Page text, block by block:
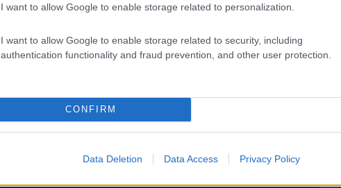
I want to allow Google to enable storage related to personalization.
I want to allow Google to enable storage related to security, including
authentication functionality and fraud prevention, and other user protection.
CONFIRM
Data Deletion Data Access Privacy Policy